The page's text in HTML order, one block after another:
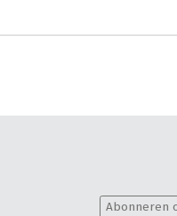
Abonneren